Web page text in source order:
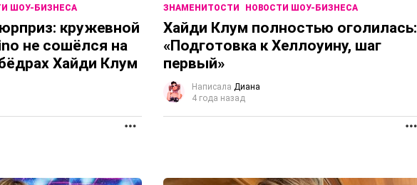
ШОУ-БИЗНЕСА
кружевной
не сошёлся на
Хайди Клум
ЗНАМЕНИТОСТИ
НОВОСТИ ШОУ-БИЗНЕСА
Хайди Клум полностью оголилась:
«Подготовка к Хеллоуину, шаг
первый»
Написала Диана
4 года назад